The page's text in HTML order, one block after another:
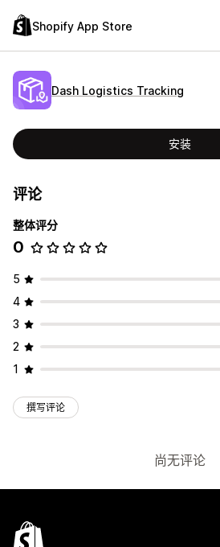
Shopify App Store
Dash Logistics Tracking
安装
评论
整体评分
0
5
4
3
2
1
撰写评论
尚无评论